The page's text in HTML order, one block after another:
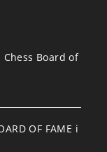
Board of
OF FAME i